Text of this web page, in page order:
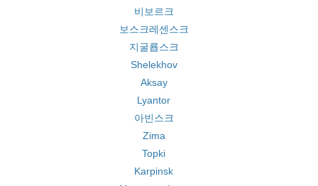
비보르크
보스크레센스크
지굴룝스크
Shelekhov
Aksay
Lyantor
아빈스크
Zima
Topki
Karpinsk